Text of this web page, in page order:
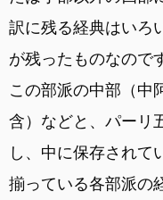
訳に残る経典はいろ
が残ったものなので
この部派の中部（中
含）などと、パーリ
し、中に保存されて
揃っている各部派の